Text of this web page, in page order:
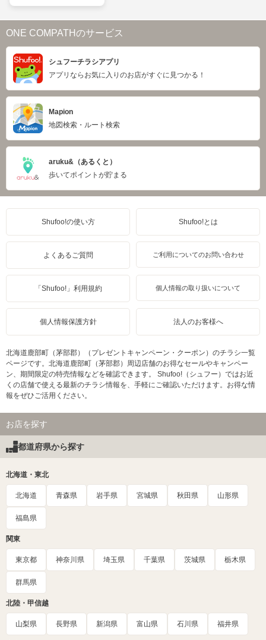
ONE COMPATHのサービス
シュフーチラシアプリ
アプリならお気に入りのお店がすぐに見つかる！
Mapion
地図検索・ルート検索
aruku&（あるくと）
歩いてポイントが貯まる
Shufoo!の使い方 Shufoo!とは
よくあるご質問 ご利用についてのお問い合わせ
「Shufoo!」利用規約 個人情報の取り扱いについて
個人情報保護方針 法人のお客様へ
北海道鹿部町（茅部郡）（プレゼントキャンペーン・クーポン）のチラシ一覧
ページです。北海道鹿部町（茅部郡）周辺店舗のお得なセールやキャンペー
ン、期間限定の特売情報などを確認できます。 Shufoo!（シュフー）ではお近
くの店舗で使える最新のチラシ情報を、手軽にご確認いただけます。お得な情
報をぜひご活用ください。
お店を探す
都道府県から探す
北海道・東北
北海道 青森県 岩手県 宮城県 秋田県 山形県
福島県
関東
東京都 神奈川県 埼玉県 千葉県 茨城県 栃木県
群馬県
北陸・甲信越
山梨県 長野県 新潟県 富山県 石川県 福井県